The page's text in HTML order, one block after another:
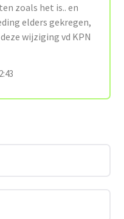
zoals het is.. en
elders gekregen,
wijziging vd KPN